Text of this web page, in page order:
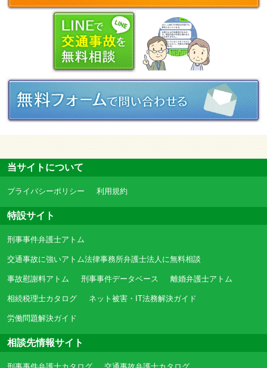
当サイトについて
プライバシーポリシー 利用規約
特設サイト
刑事事件弁護士アトム
交通事故に強いアトム法律事務所弁護士法人に無料相談
事故慰謝料アトム 刑事事件データベース 離婚弁護士アトム
相続税理士カタログ ネット被害・IT法務解決ガイド
労働問題解決ガイド
相談先情報サイト